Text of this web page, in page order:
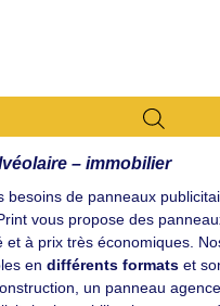
– immobilier
besoins de panneaux
vous propose des
et à prix très économiques.
en différents formats et
un panneau